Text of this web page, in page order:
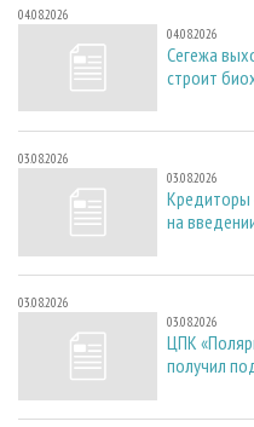
04.08.2026
04.08.2026
Сегежа
строит
03.08.2026
03.08.2026
Кредиторы
на
03.08.2026
03.08.2026
ЦПК
получил